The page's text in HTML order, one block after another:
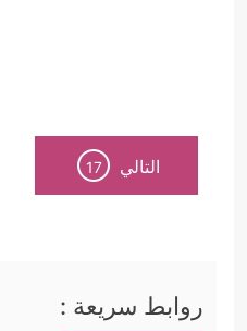
التالي 17
روابط سريعة :